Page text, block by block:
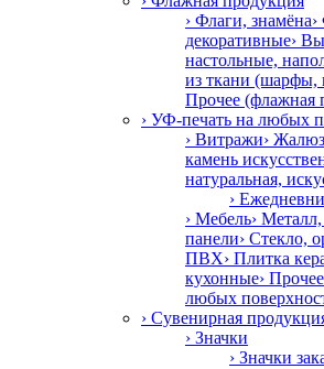
› Флаги, знамёна
декоративные›
настольные,
из ткани (шарфы,
Прочее (флажная
› УФ-печать на любых
› Витражи›
камень
натуральная,
›
› Мебель›
панели› Стекло,
ПВХ› Плитка
кухонные›
любых
› Сувенирная
› Значки
› Значки